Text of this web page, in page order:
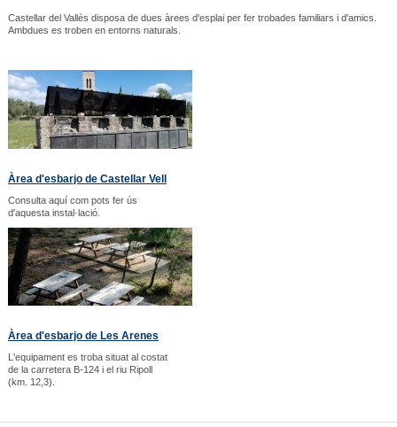
Castellar del Vallès disposa de dues àrees d'esplai per fer trobades familiars i d'amics.
Ambdues es troben en entorns naturals.
Àrea d'esbarjo de Castellar Vell
Consulta aquí com pots fer ús
d'aquesta instal·lació.
Àrea d'esbarjo de Les Arenes
L'equipament es troba situat al costat
de la carretera B-124 i el riu Ripoll
(km. 12,3).